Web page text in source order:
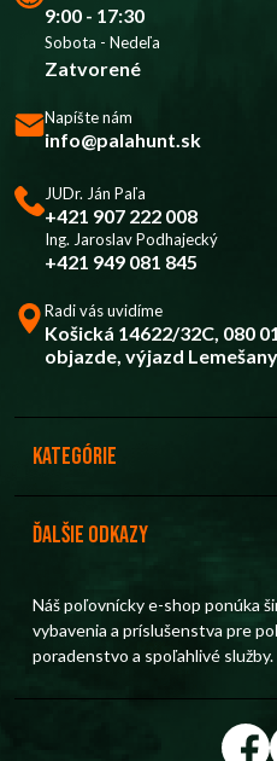
9:00 - 17:30
Sobota - Nedeľa
Zatvorené
Napíšte nám
info@palahunt.sk
JUDr. Ján Paľa
+421 907 222 008
Ing. Jaroslav Podhajecký
+421 949 081 845
Radi vás uvidíme
Košická 14622/32C, 080
objazde, výjazd
Kategórie
Ďalšie odkazy
Náš poľovnícky e-shop ponúka
vybavenia a príslušenstva pre
poradenstvo a spoľahlivé služby.